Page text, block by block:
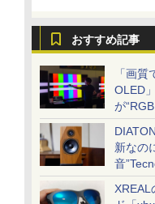
おすすめ記事
「画
OLED
が
求。液
新なの
音
TC52B
XREAL